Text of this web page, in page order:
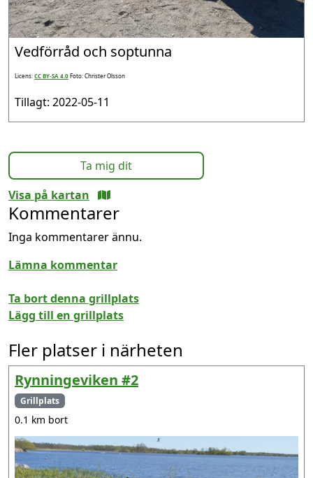
Vedförråd och soptunna
Licens:CC BY-SA 4.0Foto: Christer Olsson
Tillagt: 2022-05-11
Ta mig dit
Visa på kartan
Kommentarer
Inga kommentarer ännu.
Lämna kommentar
Ta bort denna grillplats
Lägg till en grillplats
Fler platser i närheten
Rynningeviken #2
Grillplats
0.1 km bort